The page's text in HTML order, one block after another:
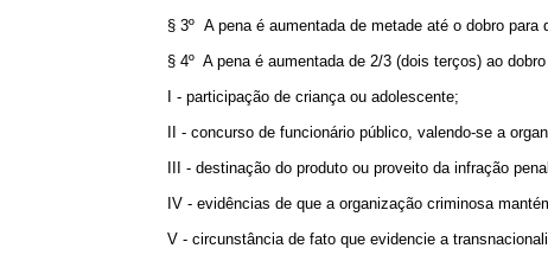
§ 3º A pena é aumentada de metade até o dobro
§ 4º A pena é aumentada de 2/3 (dois terços) ao
I - participação de criança ou adolescente;
II - concurso de funcionário público, valendo-se a
III - destinação do produto ou proveito da infração
IV - evidências de que a organização criminosa
V - circunstância de fato que evidencie a